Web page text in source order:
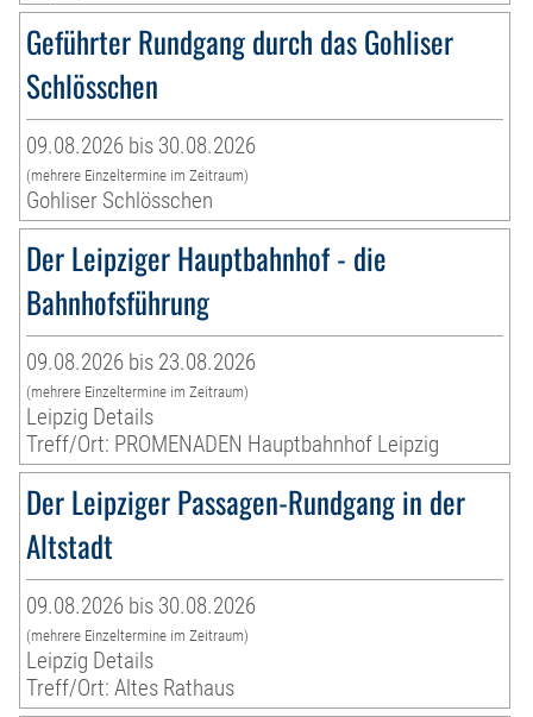
Geführter Rundgang durch das Gohliser
Schlösschen
09.08.2026 bis 30.08.2026
(mehrere Einzeltermine im Zeitraum)
Gohliser Schlösschen
Der Leipziger Hauptbahnhof - die
Bahnhofsführung
09.08.2026 bis 23.08.2026
(mehrere Einzeltermine im Zeitraum)
Leipzig Details
Treff/Ort: PROMENADEN Hauptbahnhof Leipzig
Der Leipziger Passagen-Rundgang in der
Altstadt
09.08.2026 bis 30.08.2026
(mehrere Einzeltermine im Zeitraum)
Leipzig Details
Treff/Ort: Altes Rathaus